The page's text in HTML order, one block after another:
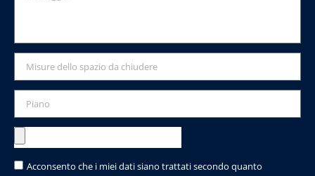
Acconsento che i miei dati siano trattati secondo quanto